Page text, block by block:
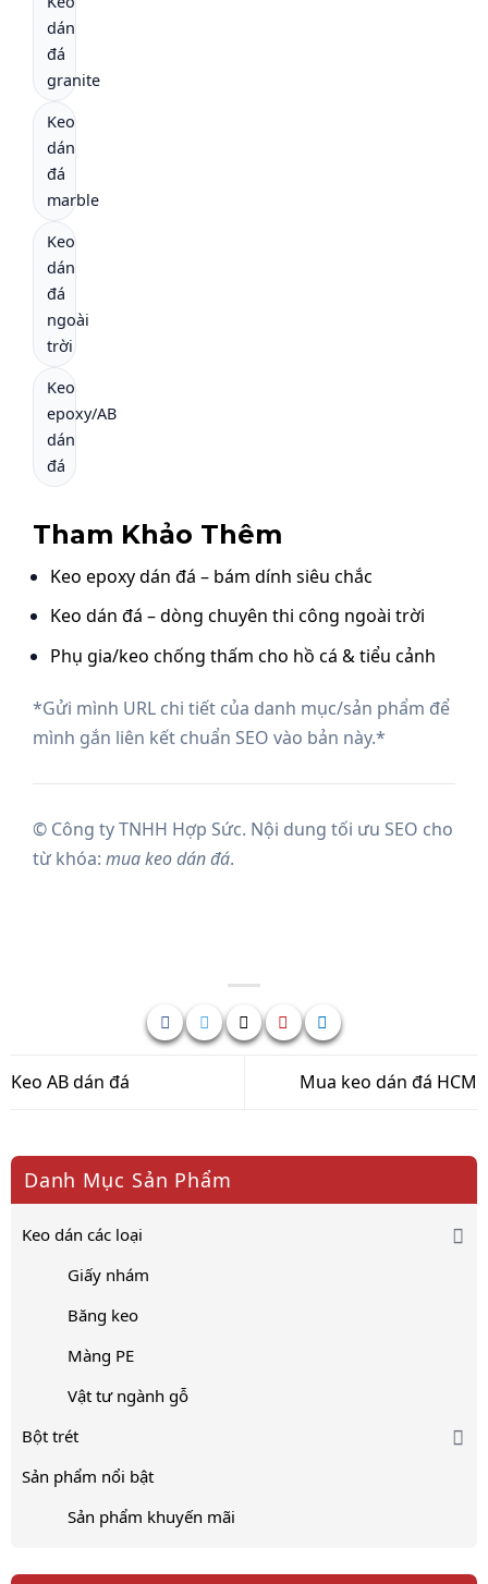
dán
đá
granite
Keo
dán
đá
marble
Keo
dán
đá
ngoài
trời
Keo
epoxy/AB
dán
đá
Tham Khảo Thêm
Keo epoxy dán đá – bám dính siêu chắc
Keo dán đá – dòng chuyên thi công ngoài trời
Phụ gia/keo chống thấm cho hồ cá & tiểu cảnh
*Gửi mình URL chi tiết của danh mục/sản phẩm để
mình gắn liên kết chuẩn SEO vào bản này.*
© Công ty TNHH Hợp Sức. Nội dung tối ưu SEO cho
từ khóa: mua keo dán đá.
Keo AB dán đá Mua keo dán đá HCM
Danh Mục Sản Phẩm
Keo dán các loại
Giấy nhám
Băng keo
Màng PE
Vật tư ngành gỗ
Bột trét
Sản phẩm nổi bật
Sản phẩm khuyến mãi